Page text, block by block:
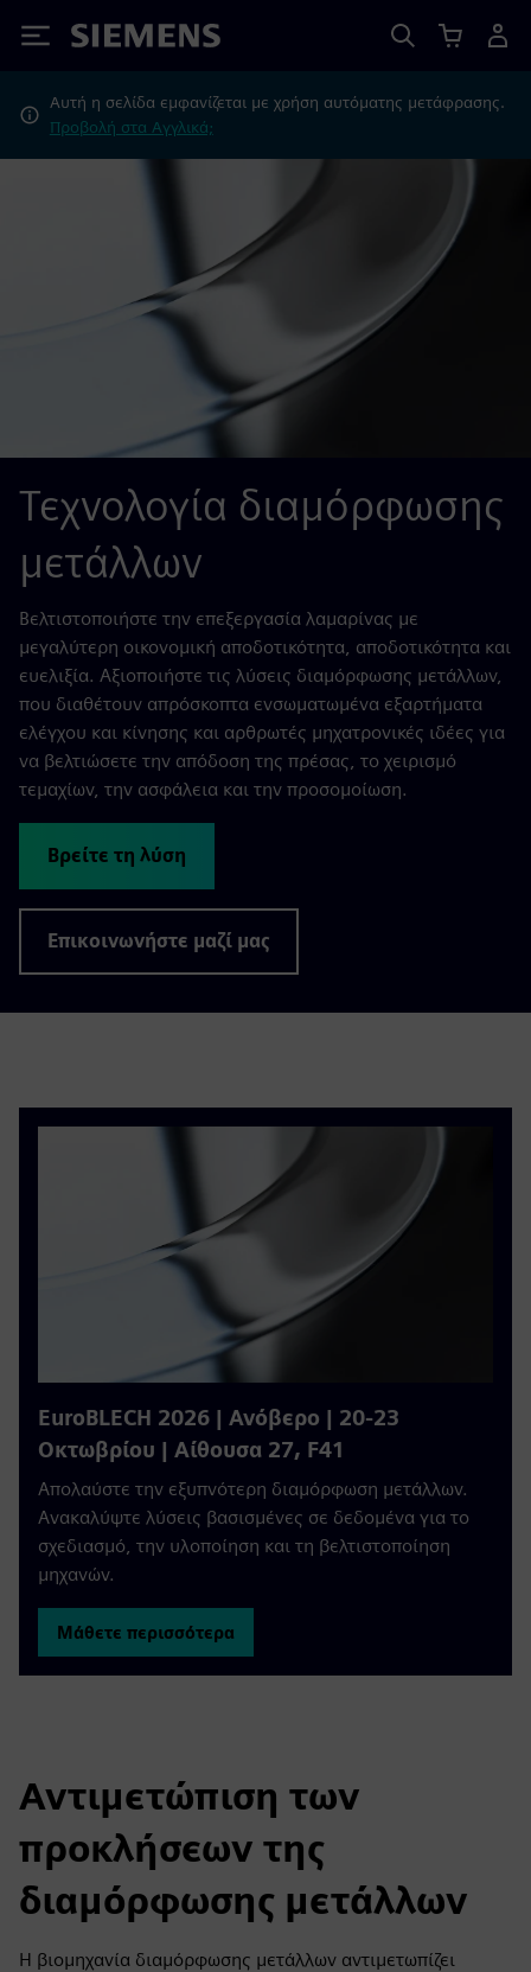
Siemens
Αυτή η σελίδα εμφανίζεται με χρήση αυτόματης μετάφρασης.
Προβολή στα Αγγλικά;
Τεχνολογία διαμόρφωσης
μετάλλων
Βελτιστοποιήστε την επεξεργασία λαμαρίνας με
μεγαλύτερη οικονομική αποδοτικότητα, αποδοτικότητα και
ευελιξία. Αξιοποιήστε τις λύσεις διαμόρφωσης μετάλλων,
που διαθέτουν απρόσκοπτα ενσωματωμένα εξαρτήματα
ελέγχου και κίνησης και αρθρωτές μηχατρονικές ιδέες για
να βελτιώσετε την απόδοση της πρέσας, το χειρισμό
τεμαχίων, την ασφάλεια και την προσομοίωση.
Βρείτε τη λύση
Επικοινωνήστε μαζί μας
EuroBLECH 2026 | Ανόβερο | 20-23
Οκτωβρίου | Αίθουσα 27, F41
Απολαύστε την εξυπνότερη διαμόρφωση μετάλλων.
Ανακαλύψτε λύσεις βασισμένες σε δεδομένα για το
σχεδιασμό, την υλοποίηση και τη βελτιστοποίηση
μηχανών.
Μάθετε περισσότερα
Αντιμετώπιση των
προκλήσεων της
διαμόρφωσης μετάλλων
Η βιομηχανία διαμόρφωσης μετάλλων αντιμετωπίζει